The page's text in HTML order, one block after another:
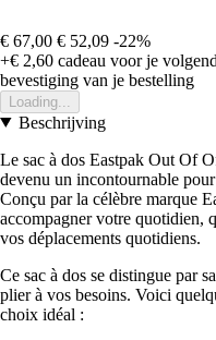
€ 67,00 € 52,09 -22%
+€ 2,60 cadeau voor je
bevestiging van je bestelling
Loading...
Beschrijving
Le sac à dos Eastpak Out Of
devenu un incontournable pour
Conçu par la célèbre marque
accompagner votre quotidien,
vos déplacements quotidiens.
Ce sac à dos se distingue par
plier à vos besoins. Voici
choix idéal :